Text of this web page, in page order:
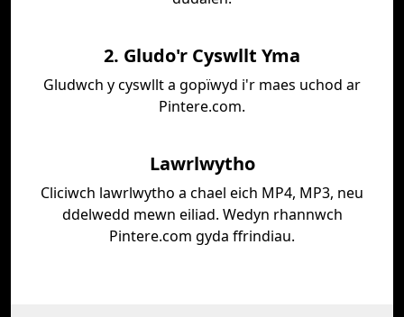
2. Gludo'r Cyswllt Yma
Gludwch y cyswllt a gopïwyd i'r maes uchod ar
Pintere.com.
Lawrlwytho
Cliciwch lawrlwytho a chael eich MP4, MP3, neu
ddelwedd mewn eiliad. Wedyn rhannwch
Pintere.com gyda ffrindiau.